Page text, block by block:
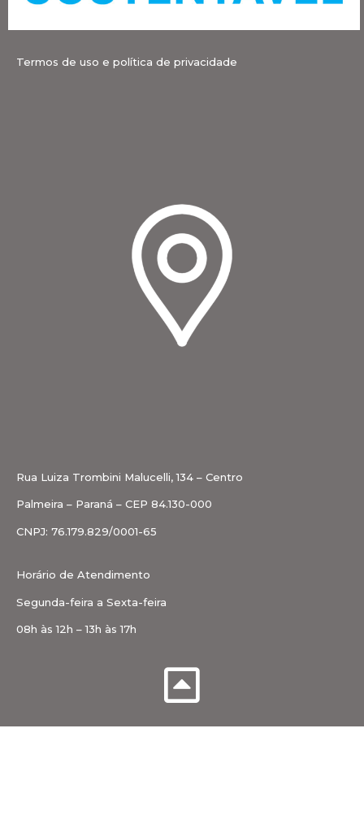
Termos de uso e política de privacidade
Rua Luiza Trombini Malucelli, 134 – Centro
Palmeira – Paraná – CEP 84.130-000
CNPJ: 76.179.829/0001-65
Horário de Atendimento
Segunda-feira a Sexta-feira
08h às 12h – 13h às 17h